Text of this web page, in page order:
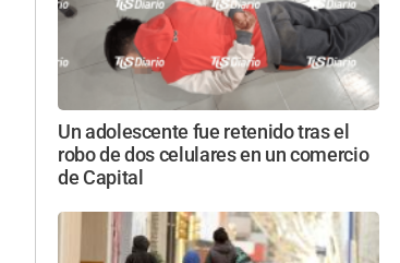
Un adolescente fue retenido tras el
robo de dos celulares en un comercio
de Capital